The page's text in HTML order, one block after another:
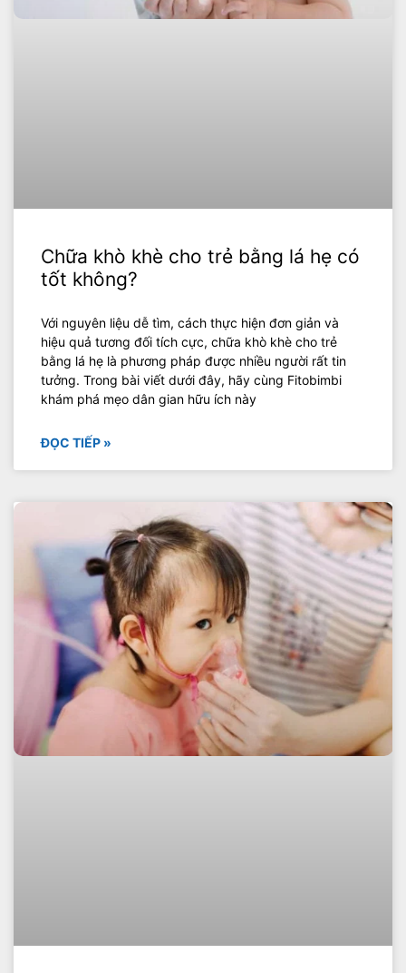
Chữa khò khè cho trẻ bằng lá hẹ có
tốt không?
Với nguyên liệu dễ tìm, cách thực hiện đơn giản và
hiệu quả tương đối tích cực, chữa khò khè cho trẻ
bằng lá hẹ là phương pháp được nhiều người rất tin
tưởng. Trong bài viết dưới đây, hãy cùng Fitobimbi
khám phá mẹo dân gian hữu ích này
ĐỌC TIẾP »